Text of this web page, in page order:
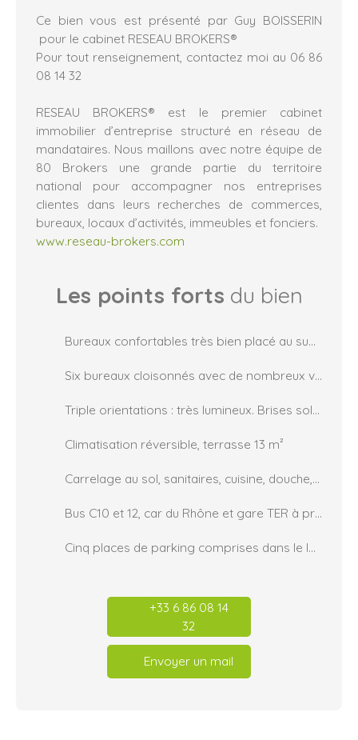
Ce bien vous est présenté par Guy BOISSERIN
pour le cabinet RESEAU BROKERS®
Pour tout renseignement, contactez moi au 06 86
08 14 32
RESEAU BROKERS® est le premier cabinet
immobilier d’entreprise structuré en réseau de
mandataires. Nous maillons avec notre équipe de
80 Brokers une grande partie du territoire
national pour accompagner nos entreprises
clientes dans leurs recherches de commerces,
bureaux, locaux d’activités, immeubles et fonciers.
www.reseau-brokers.com
Les points forts du bien
Bureaux confortables très bien placé au sud de Brignais
Six bureaux cloisonnés avec de nombreux vitrages
Triple orientations : très lumineux. Brises soleil motorisés à l'ouest
Climatisation réversible, terrasse 13 m²
Carrelage au sol, sanitaires, cuisine, douche, locaux stockage, rangements, ...
Bus C10 et 12, car du Rhône et gare TER à proximité
Cinq places de parking comprises dans le loyer
+33 6 86 08 14
32
Envoyer un mail